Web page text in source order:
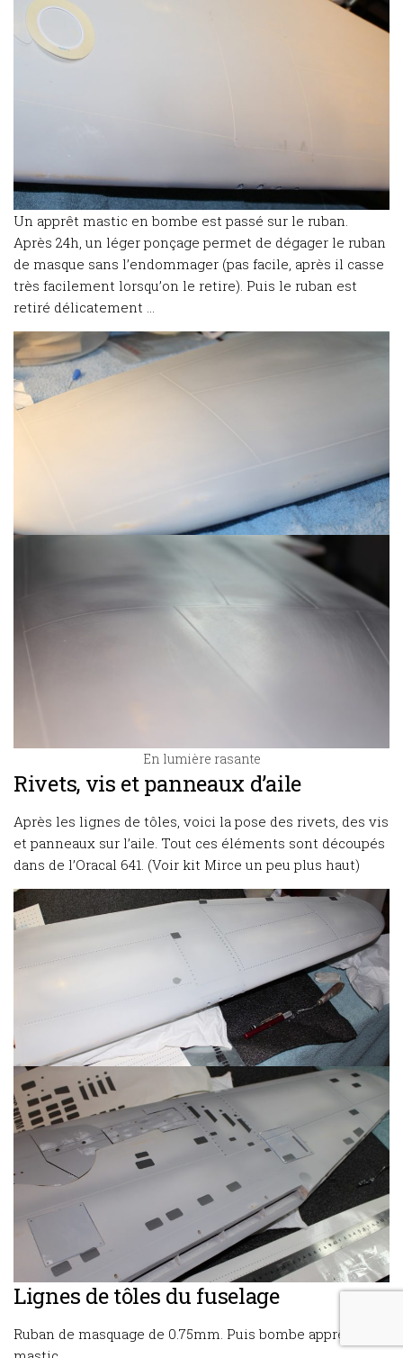
Un apprêt mastic en bombe est passé sur le ruban.
Après 24h, un léger ponçage permet de dégager le ruban
de masque sans l’endommager (pas facile, après il casse
très facilement lorsqu’on le retire). Puis le ruban est
retiré délicatement …
En lumière rasante
Rivets, vis et panneaux d’aile
Après les lignes de tôles, voici la pose des rivets, des vis
et panneaux sur l’aile. Tout ces éléments sont découpés
dans de l’Oracal 641. (Voir kit Mirce un peu plus haut)
Lignes de tôles du fuselage
Ruban de masquage de 0.75mm. Puis bombe apprêt